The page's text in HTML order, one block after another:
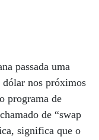
passada uma
dólar nos próximos
programa de
de “swap
significa que o